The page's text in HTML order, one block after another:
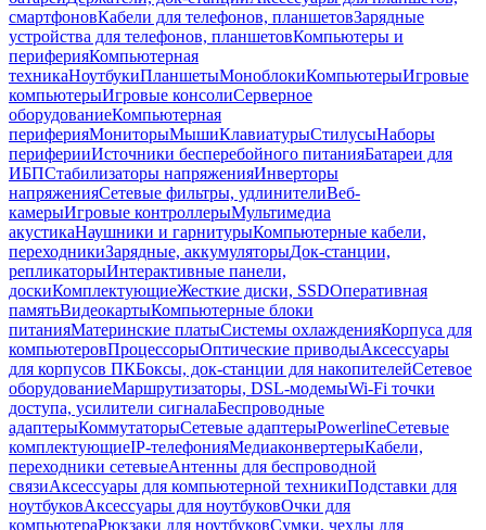
смартфоновКабели для телефонов, планшетовЗарядные
устройства для телефонов, планшетовКомпьютеры и
периферияКомпьютерная
техникаНоутбукиПланшетыМоноблокиКомпьютерыИгровые
компьютерыИгровые консолиСерверное
оборудованиеКомпьютерная
периферияМониторыМышиКлавиатурыСтилусыНаборы
периферииИсточники бесперебойного питанияБатареи для
ИБПСтабилизаторы напряженияИнверторы
напряженияСетевые фильтры, удлинителиВеб-
камерыИгровые контроллерыМультимедиа
акустикаНаушники и гарнитурыКомпьютерные кабели,
переходникиЗарядные, аккумуляторыДок-станции,
репликаторыИнтерактивные панели,
доскиКомплектующиеЖесткие диски, SSDОперативная
памятьВидеокартыКомпьютерные блоки
питанияМатеринские платыСистемы охлажденияКорпуса для
компьютеровПроцессорыОптические приводыАксессуары
для корпусов ПКБоксы, док-станции для накопителейСетевое
оборудованиеМаршрутизаторы, DSL-модемыWi-Fi точки
доступа, усилители сигналаБеспроводные
адаптерыКоммутаторыСетевые адаптерыPowerlineСетевые
комплектующиеIP-телефонияМедиаконвертерыКабели,
переходники сетевыеАнтенны для беспроводной
связиАксессуары для компьютерной техникиПодставки для
ноутбуковАксессуары для ноутбуковОчки для
компьютераРюкзаки для ноутбуковСумки, чехлы для